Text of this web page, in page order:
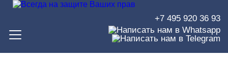
+7 495 920 36 93